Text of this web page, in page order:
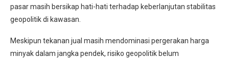
pasar masih bersikap hati-hati terhadap keberlanjutan stabilitas
geopolitik di kawasan.
Meskipun tekanan jual masih mendominasi pergerakan harga
minyak dalam jangka pendek, risiko geopolitik belum